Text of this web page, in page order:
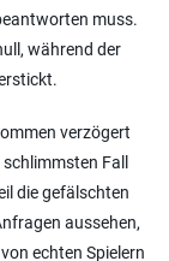
muss.
während der
verzögert
Fall
die gefälschten
aussehen,
echten Spielern